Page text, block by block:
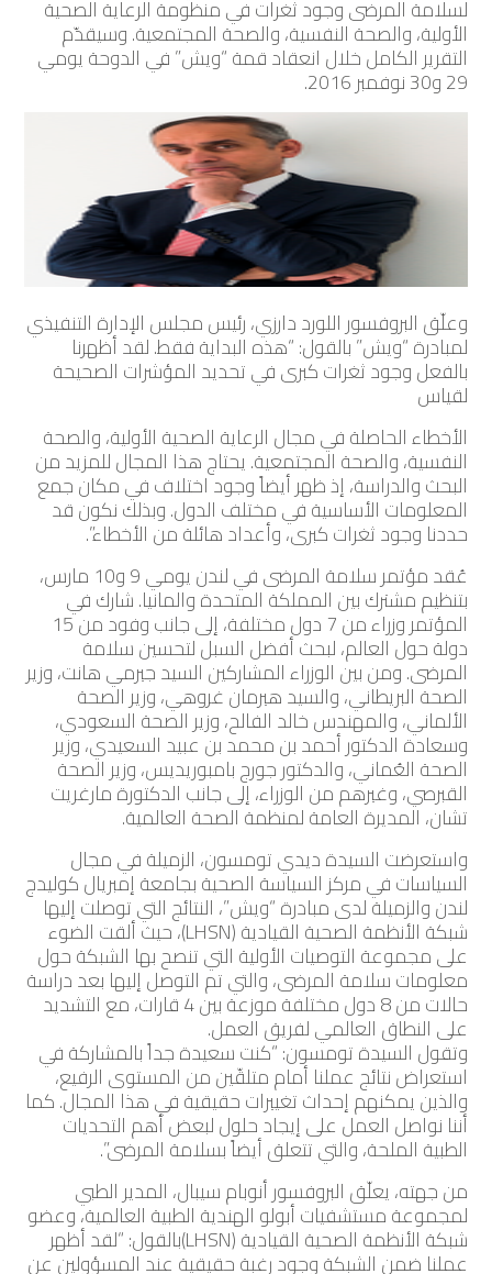
لسلامة المرضى وجود ثغرات في منظومة الرعاية الصحية
الأولية، والصحة النفسية، والصحة المجتمعية. وسيقدّم
التقرير الكامل خلال انعقاد قمة “ويش” في الدوحة يومي
29 و30 نوفمبر 2016.
وعلّق البروفسور اللورد دارزي، رئيس مجلس الإدارة التنفيذي
لمبادرة “ويش” بالقول: “هذه البداية فقط. لقد أظهرنا
بالفعل وجود ثغرات كبرى في تحديد المؤشرات الصحيحة
لقياس
الأخطاء الحاصلة في مجال الرعاية الصحية الأولية، والصحة
النفسية، والصحة المجتمعية. يحتاج هذا المجال للمزيد من
البحث والدراسة، إذ ظهر أيضاً وجود اختلاف في مكان جمع
المعلومات الأساسية في مختلف الدول. وبذلك نكون قد
حددنا وجود ثغرات كبرى، وأعداد هائلة من الأخطاء”.
عُقد مؤتمر سلامة المرضى في لندن يومي 9 و10 مارس،
بتنظيم مشترك بين المملكة المتحدة والمانيا. شارك في
المؤتمر وزراء من 7 دول مختلفة، إلى جانب وفود من 15
دولة حول العالم، لبحث أفضل السبل لتحسين سلامة
المرضى. ومن بين الوزراء المشاركين السيد جيرمي هانت، وزير
الصحة البريطاني، والسيد هيرمان غروهي، وزير الصحة
الألماني، والمهندس خالد الفالح، وزير الصحة السعودي،
وسعادة الدكتور أحمد بن محمد بن عبيد السعيدي، وزير
الصحة العُماني، والدكتور جورج بامبوريديس، وزير الصحة
القبرصي، وغيرهم من الوزراء، إلى جانب الدكتورة مارغريت
تشان، المديرة العامة لمنظمة الصحة العالمية.
واستعرضت السيدة ديدي تومسون، الزميلة في مجال
السياسات في مركز السياسة الصحية بجامعة إمبريال كوليدج
لندن والزميلة لدى مبادرة “ويش”، النتائج التي توصلت إليها
شبكة الأنظمة الصحية القيادية (LHSN)، حيث ألقت الضوء
على مجموعة التوصيات الأولية التي تنصح بها الشبكة حول
معلومات سلامة المرضى، والتي تم التوصل إليها بعد دراسة
حالات من 8 دول مختلفة موزعة بين 4 قارات، مع التشديد
على النطاق العالمي لفريق العمل.
وتقول السيدة تومسون: “كنت سعيدة جداً بالمشاركة في
استعراض نتائج عملنا أمام متلقّين من المستوى الرفيع،
والذين يمكنهم إحداث تغييرات حقيقية في هذا المجال. كما
أننا نواصل العمل على إيجاد حلول لبعض أهم التحديات
الطبية الملحة، والتي تتعلق أيضاً بسلامة المرضى”.
من جهته، يعلّق البروفسور أنوبام سيبال، المدير الطبي
لمجموعة مستشفيات أبولو الهندية الطبية العالمية، وعضو
شبكة الأنظمة الصحية القيادية (LHSN)بالقول: “لقد أظهر
عملنا ضمن الشبكة وجود رغبة حقيقية عند المسؤولين عن